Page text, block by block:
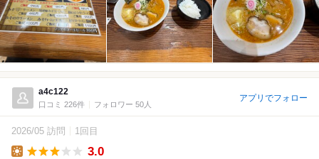
a4c122
口コミ 226件 フォロワー 50人
アプリでフォロー
2026/05 訪問 1回目
3.0